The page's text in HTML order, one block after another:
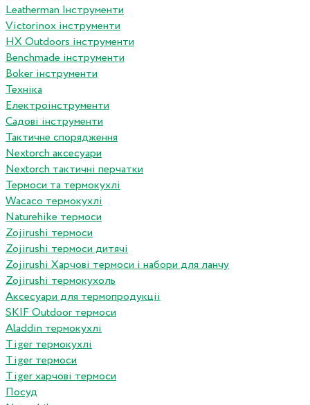
Leatherman Інструменти
Victorinox інструменти
HX Outdoors інструменти
Benchmade інструменти
Boker інструменти
Техніка
Електроінструменти
Садові інструменти
Тактичне спорядження
Nextorch аксесуари
Nextorch тактичні перчатки
Термоси та термокухлі
Wacaco термокухлі
Naturehike термоси
Zojirushi термоси
Zojirushi термоси дитячі
Zojirushi Харчові термоси і набори для ланчу
Zojirushi термокухоль
Аксесуари для термопродукціі
SKIF Outdoor термоси
Aladdin термокухлі
Tiger термокухлі
Tiger термоси
Tiger харчові термоси
Посуд